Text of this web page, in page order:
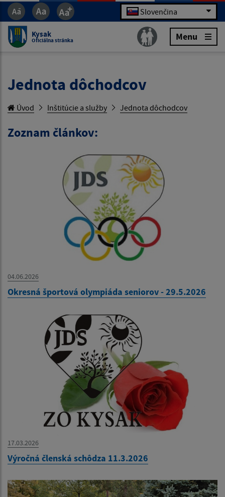
Slovenčina
Kysak
Oficiálna stránka Menu
Jednota dôchodcov
Úvod Inštitúcie a služby Jednota dôchodcov
Zoznam článkov:
04.06.2026
Okresná športová olympiáda seniorov - 29.5.2026
17.03.2026
Výročná členská schôdza 11.3.2026